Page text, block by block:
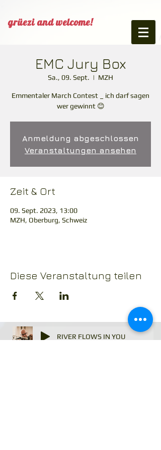
grüezi and welcome!
EMC Jury Box
Sa., 09. Sept.
  |
MZH
Emmentaler March Contest _ ich darf sagen
wer gewinnt 😊
Anmeldung abgeschlossen
Veranstaltungen ansehen
Zeit & Ort
09. Sept. 2023, 13:00
MZH, Oberburg, Schweiz
Diese Veranstaltung teilen
RIVER FLOWS IN YOU